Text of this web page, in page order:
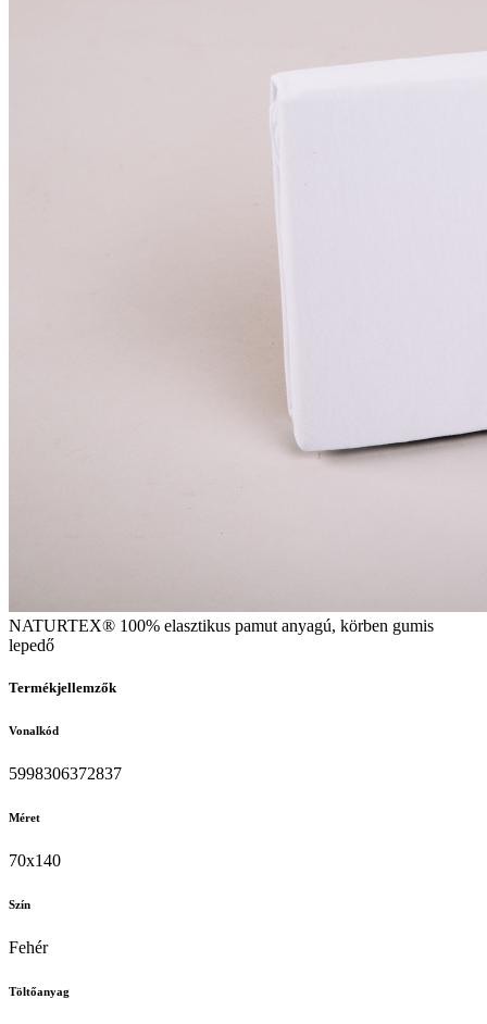
NATURTEX® 100% elasztikus pamut anyagú, körben gumis
lepedő
Termékjellemzők
Vonalkód
5998306372837
Méret
70x140
Szín
Fehér
Töltőanyag